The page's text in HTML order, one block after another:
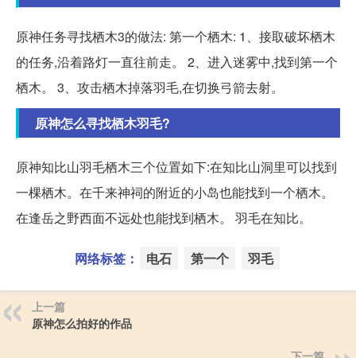
原神任务寻找栖木3的做法: 第一个栖木: 1、接取破坏栖木
的任务,沿着路灯一直往前走。 2、进入迷雾中,找到第一个
栖木。 3、攻击栖木掉落羽毛,在切换弓箭去射。
原神怎么寻找栖木羽毛?
原神知比山羽毛栖木三个位置如下:在知比山洞里可以找到
一棵栖木。在千来神祠的附近的小岛也能找到一个栖木。
在逢岳之野西面不远处也能找到栖木。 羽毛在知比。
网络标签： 电石 第一个 羽毛
上一篇
原神怎么拍好的作品